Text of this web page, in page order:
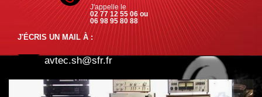
J'appelle le
02 77 12 55 06 ou
06 98 95 80 88
J'ÉCRIS UN MAIL À :
avtec.sh@sfr.fr